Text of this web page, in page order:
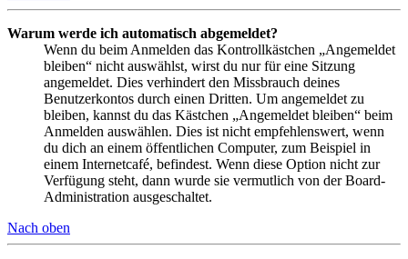
Warum werde ich automatisch abgemeldet?
Wenn du beim Anmelden das Kontrollkästchen „Angemeldet
bleiben“ nicht auswählst, wirst du nur für eine Sitzung
angemeldet. Dies verhindert den Missbrauch deines
Benutzerkontos durch einen Dritten. Um angemeldet zu
bleiben, kannst du das Kästchen „Angemeldet bleiben“ beim
Anmelden auswählen. Dies ist nicht empfehlenswert, wenn
du dich an einem öffentlichen Computer, zum Beispiel in
einem Internetcafé, befindest. Wenn diese Option nicht zur
Verfügung steht, dann wurde sie vermutlich von der Board-
Administration ausgeschaltet.
Nach oben